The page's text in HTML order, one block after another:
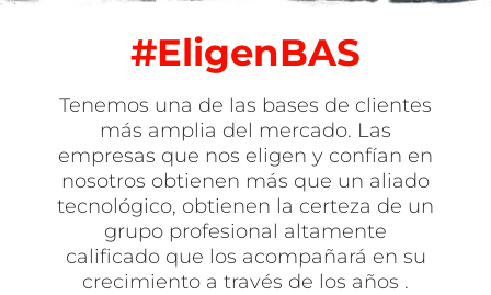
#EligenBAS
Tenemos una de las bases de clientes
más amplia del mercado. Las
empresas que nos eligen y confían en
nosotros obtienen más que un aliado
tecnológico, obtienen la certeza de un
grupo profesional altamente
calificado que los acompañará en su
crecimiento a través de los años .